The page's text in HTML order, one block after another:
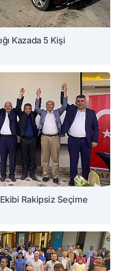
Kazada 5 Kişi
Ekibi Rakipsiz Seçime